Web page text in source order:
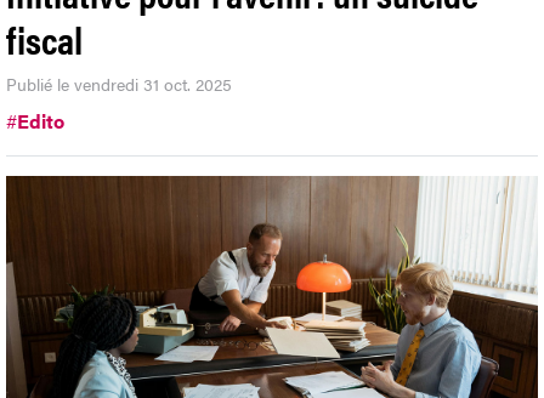
fiscal
Publié le vendredi 31 oct. 2025
#Edito